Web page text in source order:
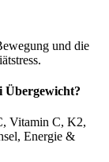
und die
Übergewicht?
Vitamin C, K2,
Energie &